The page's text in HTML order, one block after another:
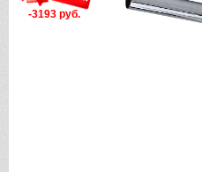
-3193 руб.